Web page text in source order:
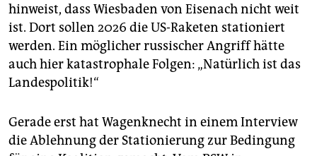
hinweist, dass Wiesbaden von Eisenach nicht weit
ist. Dort sollen 2026 die US-Raketen stationiert
werden. Ein möglicher russischer Angriff hätte
auch hier katastrophale Folgen: „Natürlich ist das
Landespolitik!“
Gerade erst hat Wagenknecht in einem Interview
die Ablehnung der Stationierung zur Bedingung